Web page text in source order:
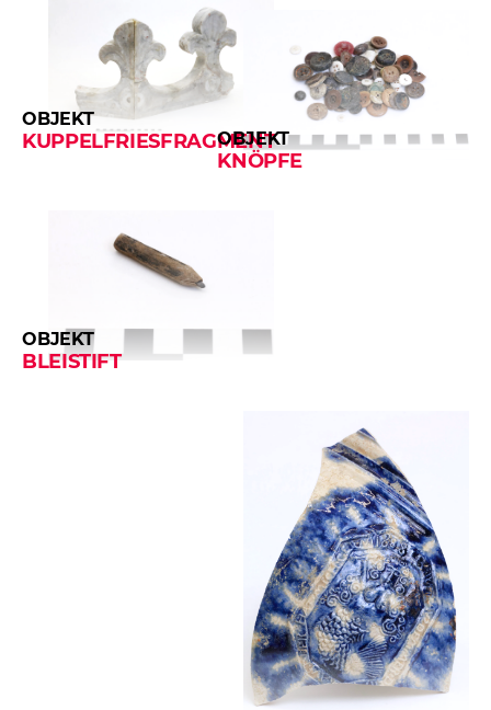
OBJEKT
KUPPELFRIESFRAGMENT
OBJEKT
KNÖPFE
OBJEKT
BLEISTIFT